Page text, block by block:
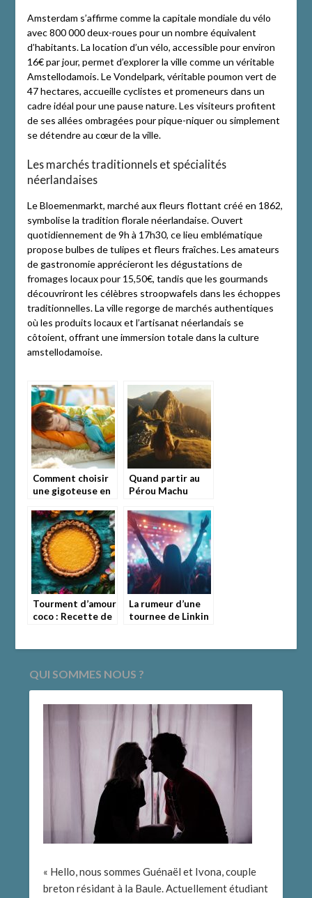
Amsterdam s’affirme comme la capitale mondiale du vélo
avec 800 000 deux-roues pour un nombre équivalent
d’habitants. La location d’un vélo, accessible pour environ
16€ par jour, permet d’explorer la ville comme un véritable
Amstellodamois. Le Vondelpark, véritable poumon vert de
47 hectares, accueille cyclistes et promeneurs dans un
cadre idéal pour une pause nature. Les visiteurs profitent
de ses allées ombragées pour pique-niquer ou simplement
se détendre au cœur de la ville.
Les marchés traditionnels et spécialités
néerlandaises
Le Bloemenmarkt, marché aux fleurs flottant créé en 1862,
symbolise la tradition florale néerlandaise. Ouvert
quotidiennement de 9h à 17h30, ce lieu emblématique
propose bulbes de tulipes et fleurs fraîches. Les amateurs
de gastronomie apprécieront les dégustations de
fromages locaux pour 15,50€, tandis que les gourmands
découvriront les célèbres stroopwafels dans les échoppes
traditionnelles. La ville regorge de marchés authentiques
où les produits locaux et l’artisanat néerlandais se
côtoient, offrant une immersion totale dans la culture
amstellodamoise.
Comment choisir
une gigoteuse en
sommeil serein de
bébé
Quand partir au
Pérou Machu
calendrier
mensuel pour
planifier votre
voyage
Tourment d’amour
coco : Recette de
antillaise
La rumeur d’une
tournee de Linkin
sociaux
QUI SOMMES NOUS ?
« Hello, nous sommes Guénaël et Ivona, couple
breton résidant à la Baule. Actuellement étudiant